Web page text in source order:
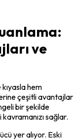
ve
hem
çeşitli avantajlar
bir şekilde
sağlar.
yer alıyor. Eski